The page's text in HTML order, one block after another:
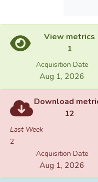
View metrics
1
Acquisition Date
Aug 1, 2026
Download
12
Last Week
2
Acquisition Date
Aug 1, 2026